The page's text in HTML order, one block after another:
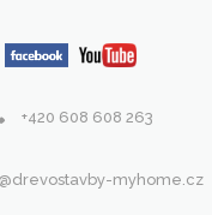
+420 608 608 263
myhome.cz